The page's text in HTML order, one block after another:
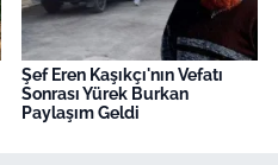
Şef Eren Kaşıkçı'nın Vefatı
Sonrası Yürek Burkan
Paylaşım Geldi